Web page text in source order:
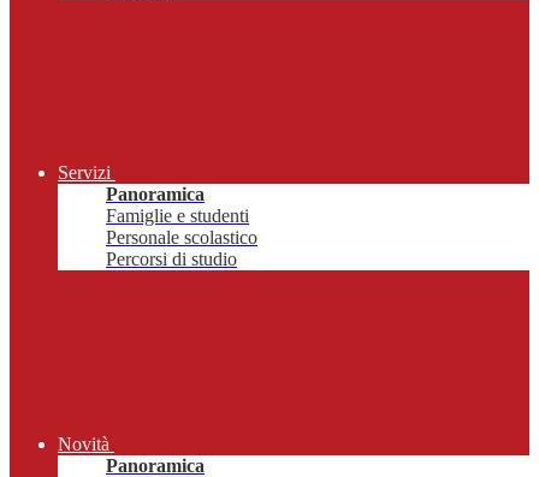
Servizi
Panoramica
Famiglie e studenti
Personale scolastico
Percorsi di studio
Novità
Panoramica